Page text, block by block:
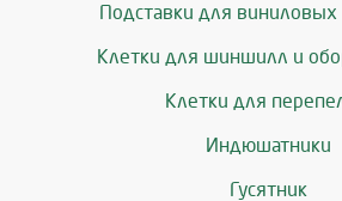
Подставки для виниловых
Клетки для шиншилл и
Клетки для
Индюшатники
Гусятник